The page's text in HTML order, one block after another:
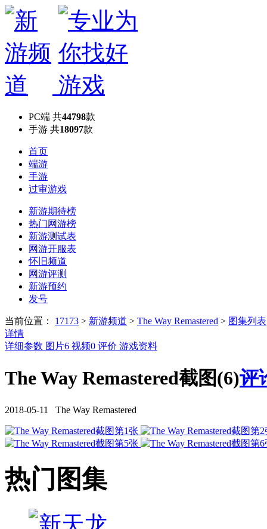
PC端 共44798款
手游 共18097款
首页
端游
手游
过审游戏
新游期待榜
热门网游榜
新游测试表
网游开服表
怀旧频道
网游评测
新游预约
发号
当前位置： 17173 > 新游频道 > The Way Remastered > 图集列表
详情
详细参数 图片6 视频0 评价 游戏资料
The Way Remastered截图(6)评
2018-05-11 The Way Remastered
热门图集